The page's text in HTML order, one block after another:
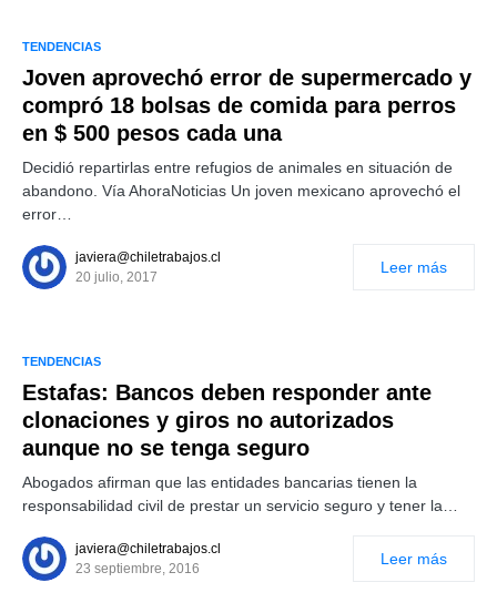
TENDENCIAS
Joven aprovechó error de supermercado y
compró 18 bolsas de comida para perros
en $ 500 pesos cada una
Decidió repartirlas entre refugios de animales en situación de
abandono. Vía AhoraNoticias Un joven mexicano aprovechó el
error…
javiera@chiletrabajos.cl
20 julio, 2017
Leer más
TENDENCIAS
Estafas: Bancos deben responder ante
clonaciones y giros no autorizados
aunque no se tenga seguro
Abogados afirman que las entidades bancarias tienen la
responsabilidad civil de prestar un servicio seguro y tener la…
javiera@chiletrabajos.cl
23 septiembre, 2016
Leer más